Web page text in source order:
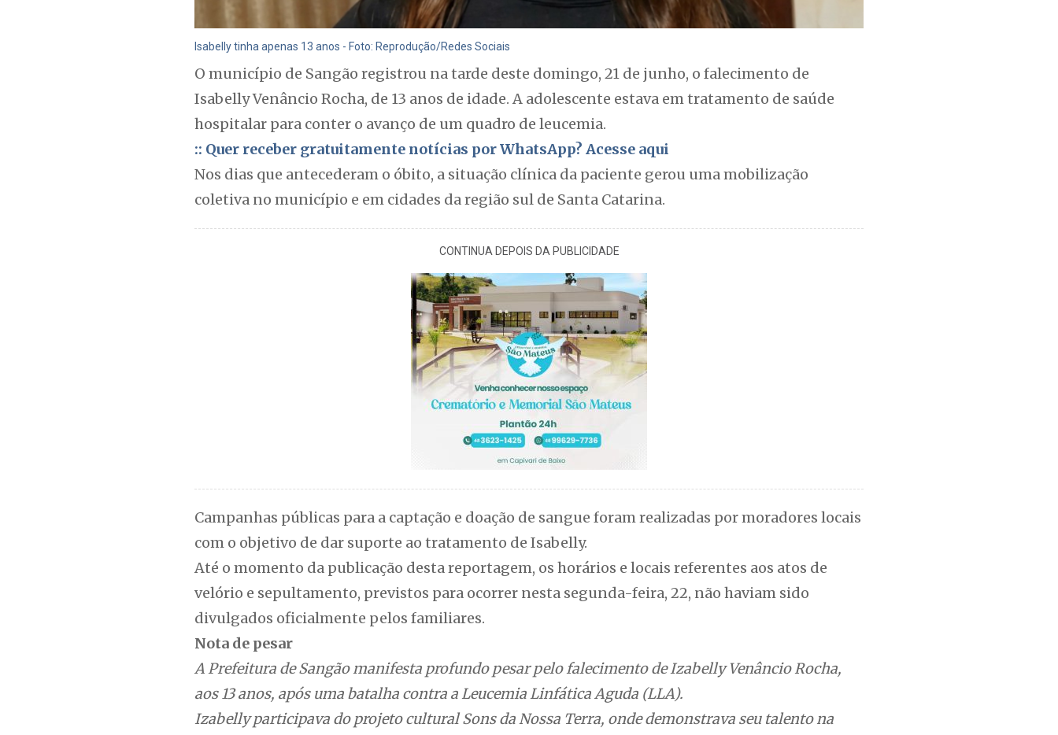
Isabelly tinha apenas 13 anos - Foto: Reprodução/Redes Sociais
O município de Sangão registrou na tarde deste domingo, 21 de junho, o falecimento de
Isabelly Venâncio Rocha, de 13 anos de idade. A adolescente estava em tratamento de saúde
hospitalar para conter o avanço de um quadro de leucemia.
:: Quer receber gratuitamente notícias por WhatsApp? Acesse aqui
Nos dias que antecederam o óbito, a situação clínica da paciente gerou uma mobilização
coletiva no município e em cidades da região sul de Santa Catarina.
CONTINUA DEPOIS DA PUBLICIDADE
Campanhas públicas para a captação e doação de sangue foram realizadas por moradores locais
com o objetivo de dar suporte ao tratamento de Isabelly.
Até o momento da publicação desta reportagem, os horários e locais referentes aos atos de
velório e sepultamento, previstos para ocorrer nesta segunda-feira, 22, não haviam sido
divulgados oficialmente pelos familiares.
Nota de pesar
A Prefeitura de Sangão manifesta profundo pesar pelo falecimento de Izabelly Venâncio Rocha,
aos 13 anos, após uma batalha contra a Leucemia Linfática Aguda (LLA).
Izabelly participava do projeto cultural Sons da Nossa Terra, onde demonstrava seu talento na